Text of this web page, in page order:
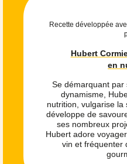
Recette développée
Hubert
en
Se démarquant par
dynamisme,
nutrition, vulgarise la
développe de
ses nombreux
Hubert adore
vin et fréquenter